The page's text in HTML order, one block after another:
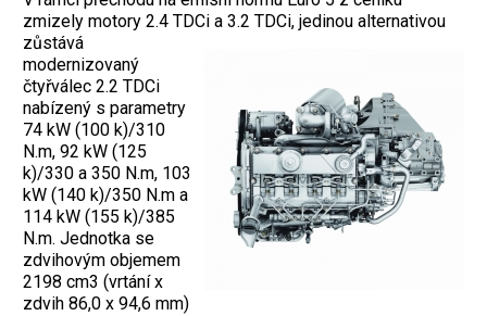
zmizely motory 2.4 TDCi a 3.2 TDCi, jedinou alternativou
zůstává
modernizovaný
čtyřválec 2.2 TDCi
nabízený s parametry
74 kW (100 k)/310
N.m, 92 kW (125
k)/330 a 350 N.m, 103
kW (140 k)/350 N.m a
114 kW (155 k)/385
N.m. Jednotka se
zdvihovým objemem
2198 cm3 (vrtání x
zdvih 86,0 x 94,6 mm)